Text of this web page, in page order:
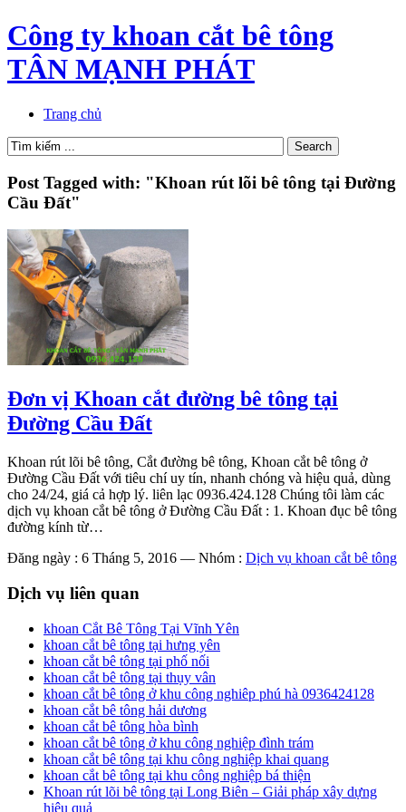
Công ty khoan cắt bê tông
TÂN MẠNH PHÁT
Trang chủ
Post Tagged with: "Khoan rút lõi bê tông tại Đường
Cầu Đất"
Đơn vị Khoan cắt đường bê tông tại
Đường Cầu Đất
Khoan rút lõi bê tông, Cắt đường bê tông, Khoan cắt bê tông ở
Đường Cầu Đất với tiêu chí uy tín, nhanh chóng và hiệu quả, dùng
cho 24/24, giá cả hợp lý. liên lạc 0936.424.128 Chúng tôi làm các
dịch vụ khoan cắt bê tông ở Đường Cầu Đất : 1. Khoan đục bê tông
đường kính từ…
Đăng ngày : 6 Tháng 5, 2016 — Nhóm : Dịch vụ khoan cắt bê tông
Dịch vụ liên quan
khoan Cắt Bê Tông Tại Vĩnh Yên
khoan cắt bê tông tại hưng yên
khoan cắt bê tông tại phố nối
khoan cắt bê tông tại thụy vân
khoan cắt bê tông ở khu công nghiêp phú hà 0936424128
khoan cắt bê tông hải dương
khoan cắt bê tông hòa bình
khoan cắt bê tông ở khu công nghiệp đình trám
khoan cắt bê tông tại khu công nghiệp khai quang
khoan cắt bê tông tại khu công nghiệp bá thiện
Khoan rút lõi bê tông tại Long Biên – Giải pháp xây dựng
hiệu quả